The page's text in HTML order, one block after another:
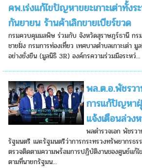
คพ.เร่งแก้ไขปัญหาขยะเกาะเต่าทั้ง
กันยายน ร้านค้าเลิกขายเบียร์ขวด
กรมควบคุมมลพิษ ร่วมกับ จังหวัดสุราษฎร์ธานี กรม
ชายฝั่ง กรมการท่องเที่ยว เทศบาลตำบลเกาะเต่า
อย่างยั่งยืน (มูลนิธิ 3R) องค์กรความร่วมมือระหว่...
พล.ต.อ.พัชรว
การแก้ปัญหา
แจ้งเตือนล่วง
พลตำรวจเอก พัชร
รัฐมนตรี และรัฐมนตรีว่าการกระทรวงทรัพยากรธร
ตรวจติดตามความพร้อมการปฏิบัติงานของศูนย์แก้
ตามที่นายกรัฐมน...